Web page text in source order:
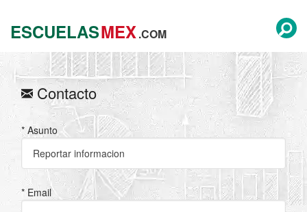
ESCUELASMEX.COM
Contacto
* Asunto
* Email